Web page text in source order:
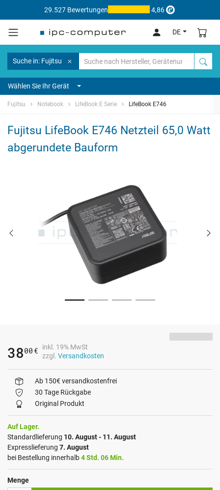
29.527 Bewertungen 4,86
DE
Suche in: Fujitsu
Wählen Sie Ihr Gerät
Fujitsu Notebook LifeBook E Serie LifeBook E746
Fujitsu LifeBook E746 Netzteil 65,0 Watt
abgerundete Bauform
3800 €
inkl. 19% MwSt
zzgl. Versandkosten
Ab 150€ versandkostenfrei
30 Tage Rückgabe
Original Produkt
Auf Lager.
Standardlieferung 10. August - 11. August
Expresslieferung 7. August
bei Bestellung innerhalb4 Std. 06 Min.
Menge